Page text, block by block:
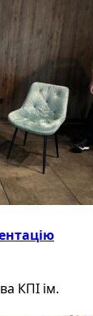
КПІ ім.